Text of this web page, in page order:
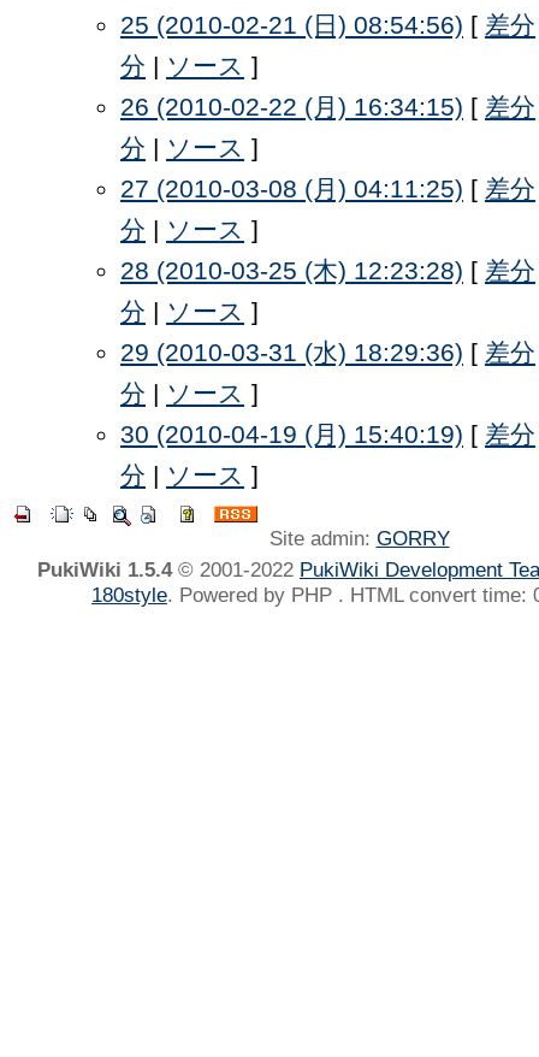
25 (2010-02-21 (日) 08:54:56) [ 差分
分 | ソース ]
26 (2010-02-22 (月) 16:34:15) [ 差分
分 | ソース ]
27 (2010-03-08 (月) 04:11:25) [ 差分
分 | ソース ]
28 (2010-03-25 (木) 12:23:28) [ 差分
分 | ソース ]
29 (2010-03-31 (水) 18:29:36) [ 差分
分 | ソース ]
30 (2010-04-19 (月) 15:40:19) [ 差分
分 | ソース ]
Site admin: GORRY
PukiWiki 1.5.4© 2001-2022 PukiWiki Development
180style. Powered by PHP . HTML convert time: